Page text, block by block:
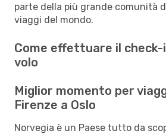
parte della più grande comunità
viaggi del mondo.
Come effettuare il
volo
Miglior momento per
Firenze a Oslo
Norvegia è un Paese tutto da